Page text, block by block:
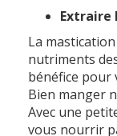
Extraire
La
nutriments
bénéfice pour
Bien manger
Avec une
vous nourrir